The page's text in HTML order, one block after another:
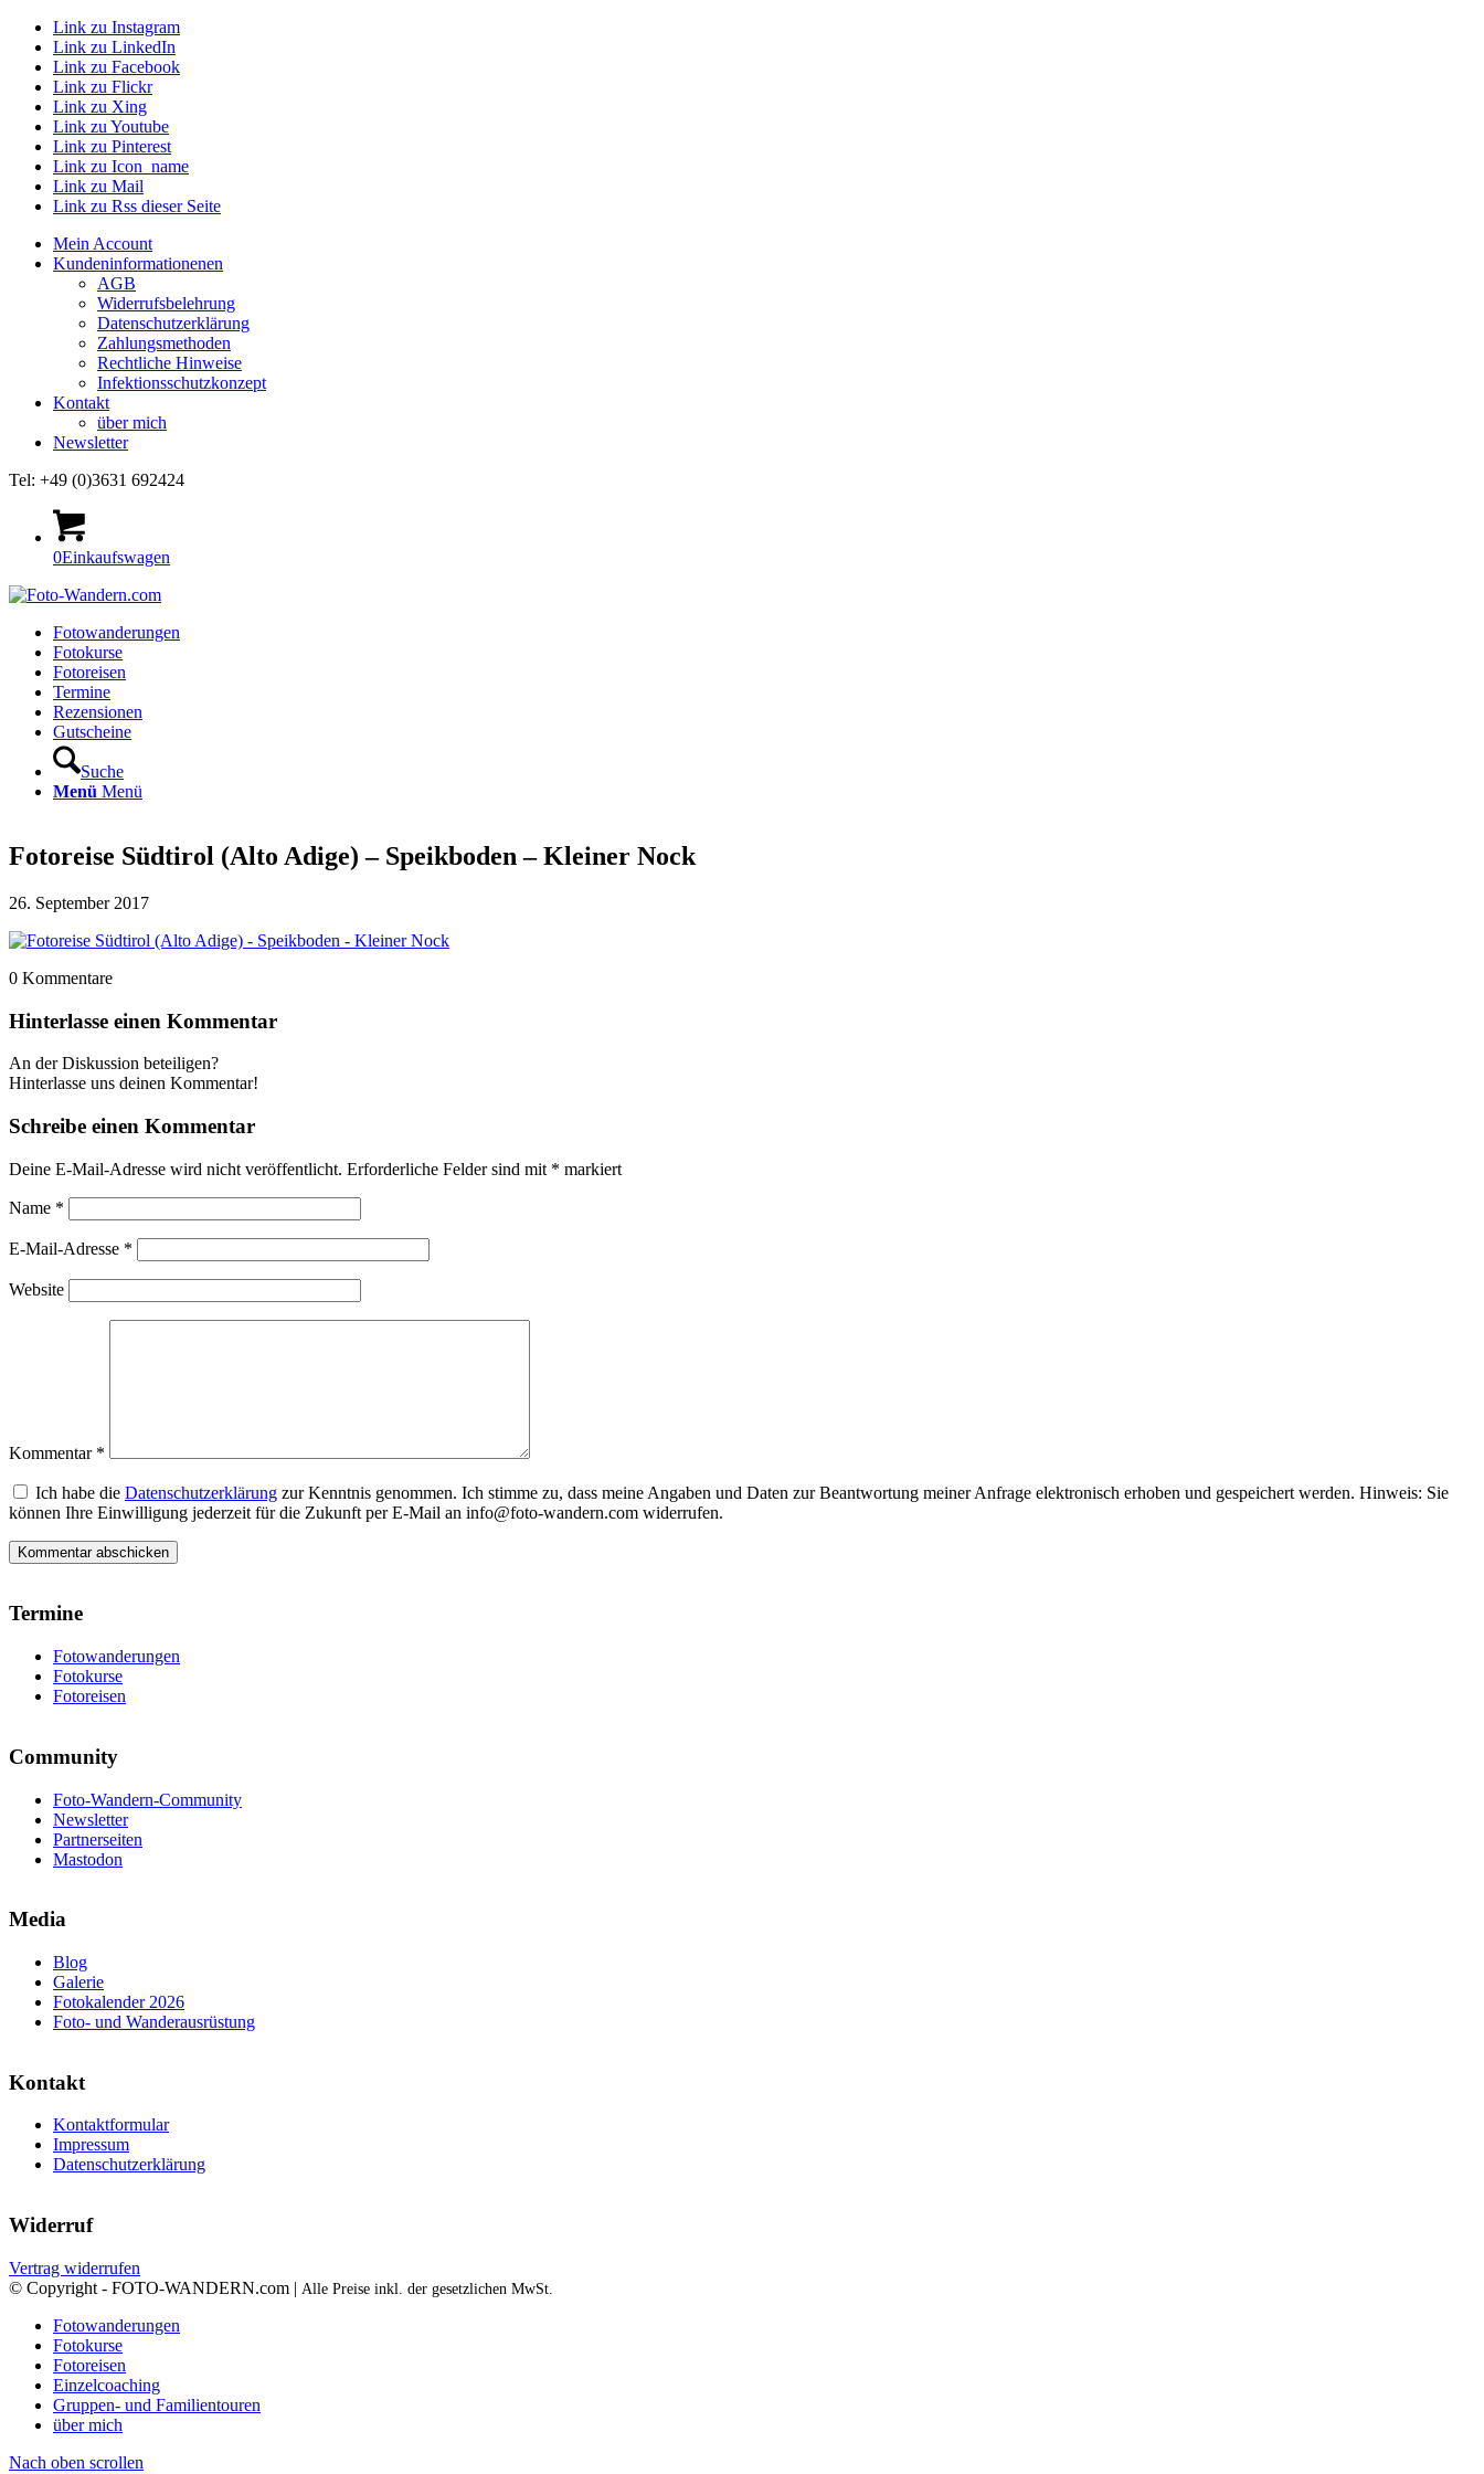
Link zu Instagram
Link zu LinkedIn
Link zu Facebook
Link zu Flickr
Link zu Xing
Link zu Youtube
Link zu Pinterest
Link zu Icon_name
Link zu Mail
Link zu Rss dieser Seite
Mein Account
Kundeninformationenen
AGB
Widerrufsbelehrung
Datenschutzerklärung
Zahlungsmethoden
Rechtliche Hinweise
Infektionsschutzkonzept
Kontakt
über mich
Newsletter
Tel: +49 (0)3631 692424
0Einkaufswagen
Fotowanderungen
Fotokurse
Fotoreisen
Termine
Rezensionen
Gutscheine
Suche
Menü Menü
Fotoreise Südtirol (Alto Adige) – Speikboden – Kleiner Nock
26. September 2017
0 Kommentare
Hinterlasse einen Kommentar
An der Diskussion beteiligen?
Hinterlasse uns deinen Kommentar!
Schreibe einen Kommentar
Deine E-Mail-Adresse wird nicht veröffentlicht. Erforderliche Felder sind mit * markiert
Name *
E-Mail-Adresse *
Website
Kommentar *
Ich habe die Datenschutzerklärung zur Kenntnis genommen. Ich stimme zu, dass meine Angaben und Daten zur Beantwortung meiner Anfrage elektronisch erhoben und gespeichert werden. Hinweis: Sie
können Ihre Einwilligung jederzeit für die Zukunft per E-Mail an info@foto-wandern.com widerrufen.
Termine
Fotowanderungen
Fotokurse
Fotoreisen
Community
Foto-Wandern-Community
Newsletter
Partnerseiten
Mastodon
Media
Blog
Galerie
Fotokalender 2026
Foto- und Wanderausrüstung
Kontakt
Kontaktformular
Impressum
Datenschutzerklärung
Widerruf
Vertrag widerrufen
© Copyright - FOTO-WANDERN.com | Alle Preise inkl. der gesetzlichen MwSt.
Fotowanderungen
Fotokurse
Fotoreisen
Einzelcoaching
Gruppen- und Familientouren
über mich
Nach oben scrollen